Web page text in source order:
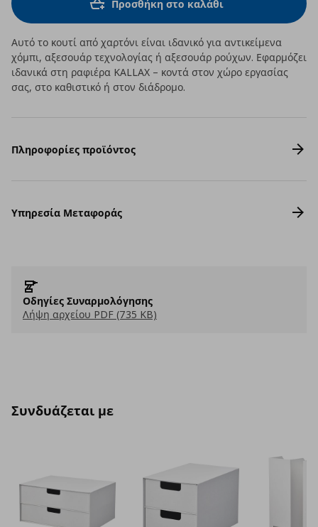
Προσθήκη στο καλάθι
Αυτό το κουτί από χαρτόνι είναι ιδανικό για αντικείμενα
χόμπι, αξεσουάρ τεχνολογίας ή αξεσουάρ ρούχων. Εφαρμόζει
ιδανικά στη ραφιέρα KALLAX – κοντά στον χώρο εργασίας
σας, στο καθιστικό ή στον διάδρομο.
Πληροφορίες προϊόντος
Υπηρεσία Μεταφοράς
Οδηγίες Συναρμολόγησης
Λήψη αρχείου PDF (735 KB)
Συνδυάζεται με